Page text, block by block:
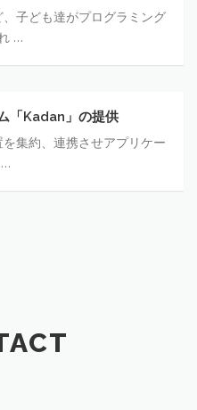
子ども達がプログラミング
…
「Kadan」の提供
集約、連携させアプリケー